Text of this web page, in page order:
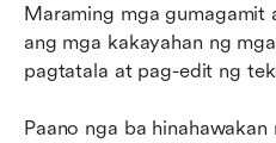
Maraming mga gumagamit
ang mga kakayahan ng
pagtatala at pag-edit ng
Paano nga ba